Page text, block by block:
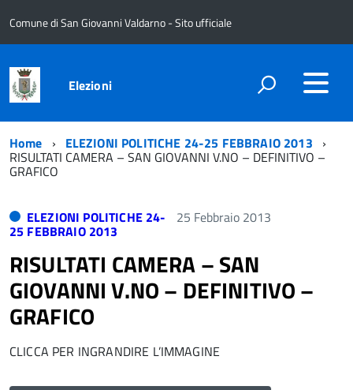
Comune di San Giovanni Valdarno - Sito ufficiale
Elezioni
Home ELEZIONI POLITICHE 24-25 FEBBRAIO 2013
RISULTATI CAMERA – SAN GIOVANNI V.NO – DEFINITIVO –
GRAFICO
ELEZIONI POLITICHE 24-
25 FEBBRAIO 2013
25 Febbraio 2013
RISULTATI CAMERA – SAN
GIOVANNI V.NO – DEFINITIVO –
GRAFICO
CLICCA PER INGRANDIRE L’IMMAGINE